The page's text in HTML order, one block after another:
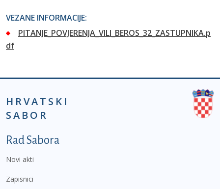
VEZANE INFORMACIJE:
PITANJE_POVJERENJA_VILI_BEROS_32_ZASTUPNIKA.p
df
HRVATSKI
SABOR
Podnožje prvi izbornik
Rad Sabora
Novi akti
Zapisnici